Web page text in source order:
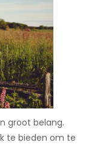
groot belang.
te bieden om te